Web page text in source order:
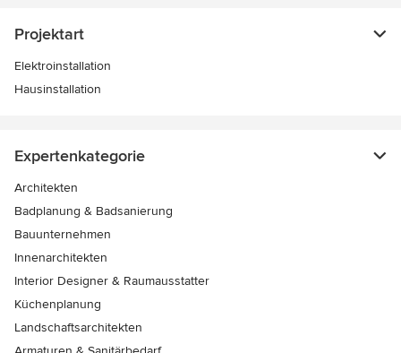
Projektart
Elektroinstallation
Hausinstallation
Expertenkategorie
Architekten
Badplanung & Badsanierung
Bauunternehmen
Innenarchitekten
Interior Designer & Raumausstatter
Küchenplanung
Landschaftsarchitekten